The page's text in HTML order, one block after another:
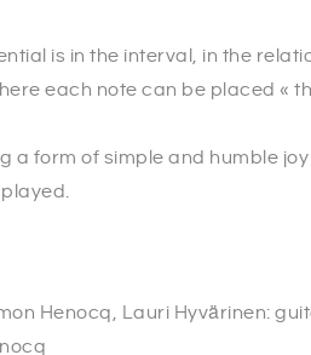
is in the interval, in the
each note can be placed «
a form of simple and humble
Henocq, Lauri Hyvärinen: